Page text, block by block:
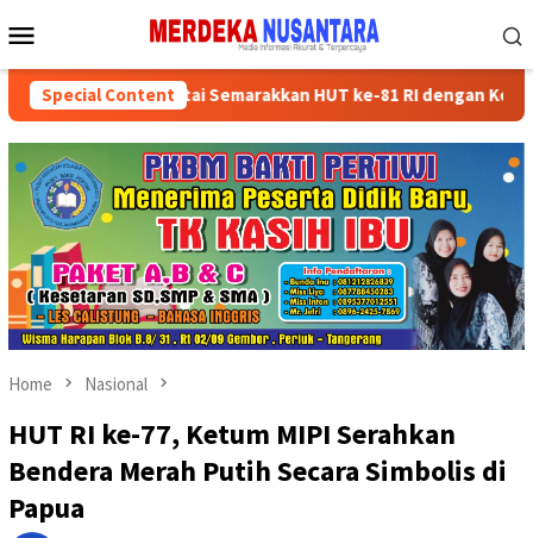
to
Menu
Special Content
Kader Partai Semarakkan HUT ke-81 RI dengan Kegiatan
Home Nasional
HUT RI ke-77, Ketum MIPI Serahkan
Bendera Merah Putih Secara Simbolis di
Papua